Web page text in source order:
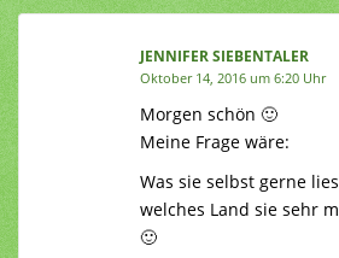
JENNIFER SIEBENTALER
Oktober 14, 2016 um 6:20 Uhr
Morgen schön 🙂
Meine Frage wäre:
Was sie selbst gerne
welches Land sie sehr
🙂